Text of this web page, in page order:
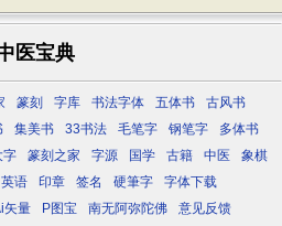
医宝典
篆刻 字库 书法字体 五体书
古风书
集美书 33书法 毛笔字 钢笔字
多体书
字 篆刻之家 字源 国学 古籍 中医
象棋
英语 印章 签名 硬筆字
字体下载
矢量 P图宝 南无阿弥陀佛
意见反馈